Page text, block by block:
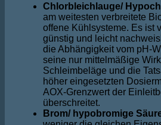
Chlorbleichlauge/
am weitesten verbreitete
offene Kühlsysteme. Es ist
günstig und leicht
die Abhängigkeit vom pH-
seine nur mittelmäßige
Schleimbeläge und die
höher eingesetzten
AOX-Grenzwert der
überschreitet.
Brom/ hypobromige